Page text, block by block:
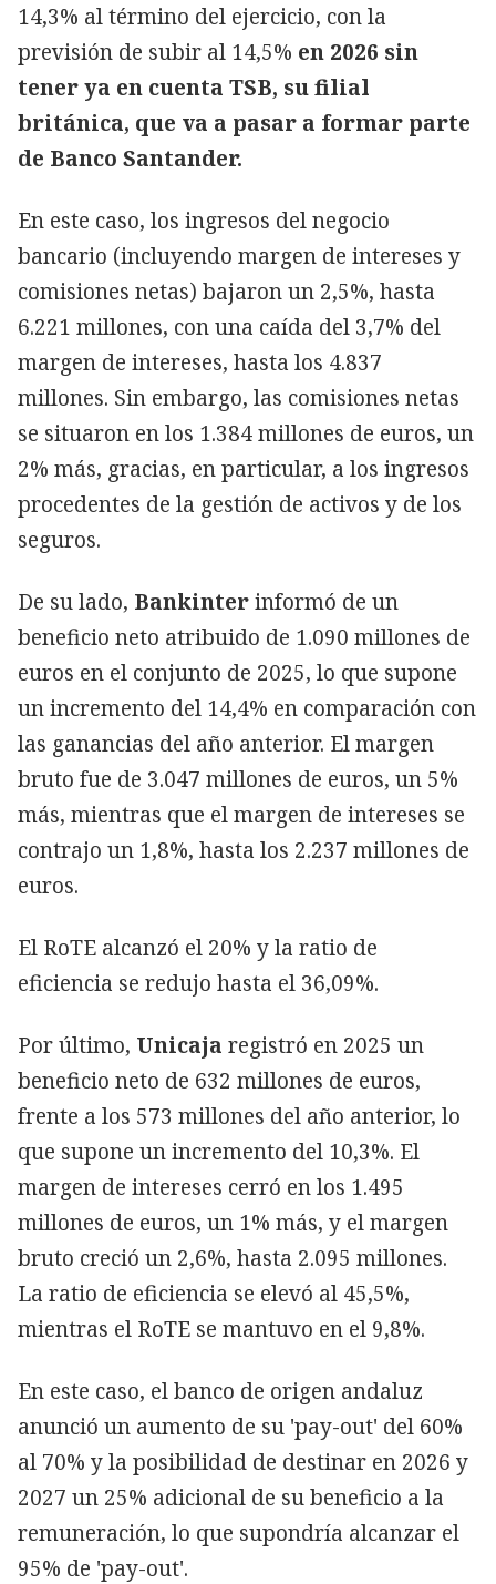
14,3% al término del ejercicio, con la
previsión de subir al 14,5% en 2026 sin
tener ya en cuenta TSB, su filial
británica, que va a pasar a formar parte
de Banco Santander.
En este caso, los ingresos del negocio
bancario (incluyendo margen de intereses y
comisiones netas) bajaron un 2,5%, hasta
6.221 millones, con una caída del 3,7% del
margen de intereses, hasta los 4.837
millones. Sin embargo, las comisiones netas
se situaron en los 1.384 millones de euros, un
2% más, gracias, en particular, a los ingresos
procedentes de la gestión de activos y de los
seguros.
De su lado, Bankinterinformó de un
beneficio neto atribuido de 1.090 millones de
euros en el conjunto de 2025, lo que supone
un incremento del 14,4% en comparación con
las ganancias del año anterior. El margen
bruto fue de 3.047 millones de euros, un 5%
más, mientras que el margen de intereses se
contrajo un 1,8%, hasta los 2.237 millones de
euros.
El RoTE alcanzó el 20% y la ratio de
eficiencia se redujo hasta el 36,09%.
Por último, Unicaja registró en 2025 un
beneficio neto de 632 millones de euros,
frente a los 573 millones del año anterior, lo
que supone un incremento del 10,3%. El
margen de intereses cerró en los 1.495
millones de euros, un 1% más, y el margen
bruto creció un 2,6%, hasta 2.095 millones.
La ratio de eficiencia se elevó al 45,5%,
mientras el RoTE se mantuvo en el 9,8%.
En este caso, el banco de origen andaluz
anunció un aumento de su 'pay-out' del 60%
al 70% y la posibilidad de destinar en 2026 y
2027 un 25% adicional de su beneficio a la
remuneración, lo que supondría alcanzar el
95% de 'pay-out'.